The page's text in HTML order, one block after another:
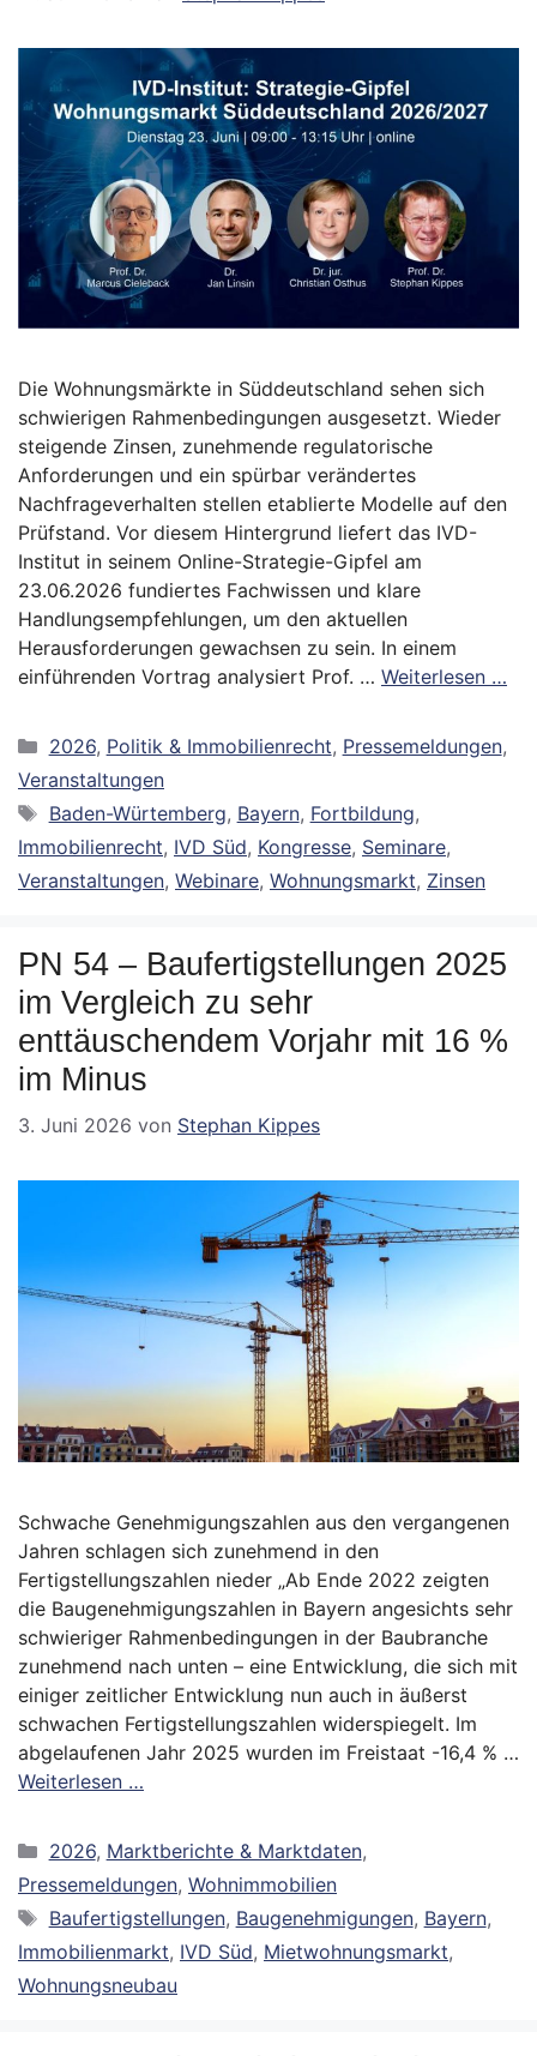
Die Wohnungsmärkte in Süddeutschland sehen sich
schwierigen Rahmenbedingungen ausgesetzt. Wieder
steigende Zinsen, zunehmende regulatorische
Anforderungen und ein spürbar verändertes
Nachfrageverhalten stellen etablierte Modelle auf den
Prüfstand. Vor diesem Hintergrund liefert das IVD-
Institut in seinem Online-Strategie-Gipfel am
23.06.2026 fundiertes Fachwissen und klare
Handlungsempfehlungen, um den aktuellen
Herausforderungen gewachsen zu sein. In einem
einführenden Vortrag analysiert Prof. … Weiterlesen …
Kategorien
2026, Politik & Immobilienrecht, Pressemeldungen,
Veranstaltungen
Schlagwörter
Baden-Würtemberg, Bayern, Fortbildung,
Immobilienrecht, IVD Süd, Kongresse, Seminare,
Veranstaltungen, Webinare, Wohnungsmarkt, Zinsen
PN 54 – Baufertigstellungen 2025
im Vergleich zu sehr
enttäuschendem Vorjahr mit 16 %
im Minus
3. Juni 2026 von Stephan Kippes
Schwache Genehmigungszahlen aus den vergangenen
Jahren schlagen sich zunehmend in den
Fertigstellungszahlen nieder „Ab Ende 2022 zeigten
die Baugenehmigungszahlen in Bayern angesichts sehr
schwieriger Rahmenbedingungen in der Baubranche
zunehmend nach unten – eine Entwicklung, die sich mit
einiger zeitlicher Entwicklung nun auch in äußerst
schwachen Fertigstellungszahlen widerspiegelt. Im
abgelaufenen Jahr 2025 wurden im Freistaat -16,4 % …
Weiterlesen …
Kategorien
2026, Marktberichte & Marktdaten,
Pressemeldungen, Wohnimmobilien
Schlagwörter
Baufertigstellungen, Baugenehmigungen, Bayern,
Immobilienmarkt, IVD Süd, Mietwohnungsmarkt,
Wohnungsneubau